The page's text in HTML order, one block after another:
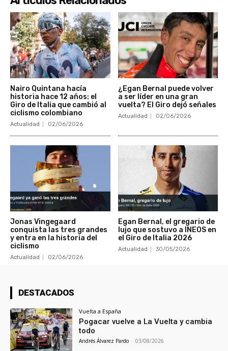
Nairo Quintana hacía
historia hace 12 años: el
Giro de Italia que cambió al
ciclismo colombiano
Actualidad 02/06/2026
¿Egan Bernal puede volver
a ser líder en una gran
vuelta? El Giro dejó señales
Actualidad 02/06/2026
Jonas Vingegaard
conquista las tres grandes
y entra en la historia del
ciclismo
Actualidad 02/06/2026
Egan Bernal, el gregario de
lujo que sostuvo a INEOS en
el Giro de Italia 2026
Actualidad 30/05/2026
DESTACADOS
Vuelta a España
Pogacar vuelve a La Vuelta y cambia
todo
Andrés Álvarez Pardo - 03/08/2026